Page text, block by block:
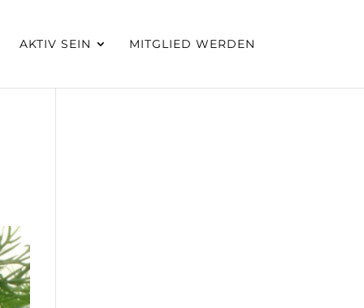
AKTIV SEIN MITGLIED WERDEN